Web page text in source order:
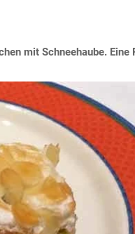
mit Schneehaube. Eine